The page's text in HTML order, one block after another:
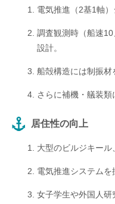
電気推進（2基1軸）
調査観測時（船速
設計。
船殻構造には制振材
さらに補機・艤装類
居住性の向上
大型のビルジキー
電気推進システム
女子学生や外国人研